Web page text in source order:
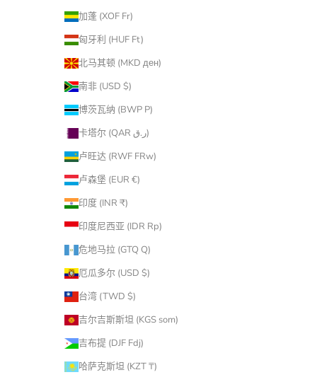
加蓬 (XOF Fr)
匈牙利 (HUF Ft)
北马其顿 (MKD ден)
南非 (USD $)
博茨瓦纳 (BWP P)
卡塔尔 (QAR ر.ق)
卢旺达 (RWF FRw)
卢森堡 (EUR €)
印度 (INR ₹)
印度尼西亚 (IDR Rp)
危地马拉 (GTQ Q)
厄瓜多尔 (USD $)
台湾 (TWD $)
吉尔吉斯斯坦 (KGS som)
吉布提 (DJF Fdj)
哈萨克斯坦 (KZT ₸)